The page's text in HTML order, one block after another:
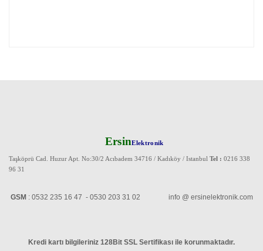
ErsinElektronik
Taşköprü Cad. Huzur Apt. No:30/2 Acıbadem 34716 / Kadıköy / Istanbul Tel : 0216 338
96 31
GSM : 0532 235 16 47 - 0530 203 31 02 info @ ersinelektronik.com
Kredi kartı bilgileriniz 128Bit SSL Sertifikası ile korunmaktadır.